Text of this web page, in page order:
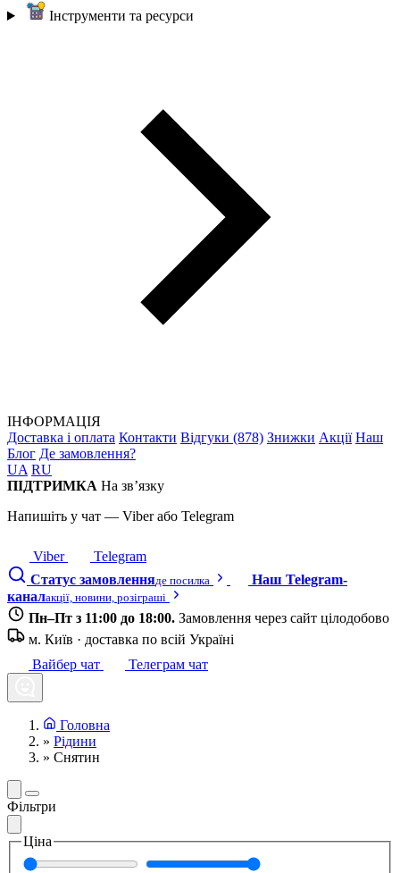
Інструменти та ресурси
ІНФОРМАЦІЯ
Доставка і оплата Контакти Відгуки (878) Знижки Акції Наш
Блог Де замовлення?
UA RU
ПІДТРИМКА На зв’язку
Напишіть у чат — Viber або Telegram
Viber
Telegram
Статус замовленняде посилка
Наш Telegram-
каналакції, новини, розіграші
Пн–Пт з 11:00 до 18:00. Замовлення через сайт цілодобово
м. Київ · доставка по всій Україні
Вайбер чат
Телеграм чат
Головна
» Рідини
» Снятин
Фільтри
Ціна